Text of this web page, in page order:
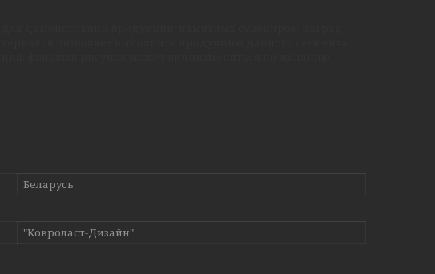
Беларусь
"Ковроласт-Дизайн"